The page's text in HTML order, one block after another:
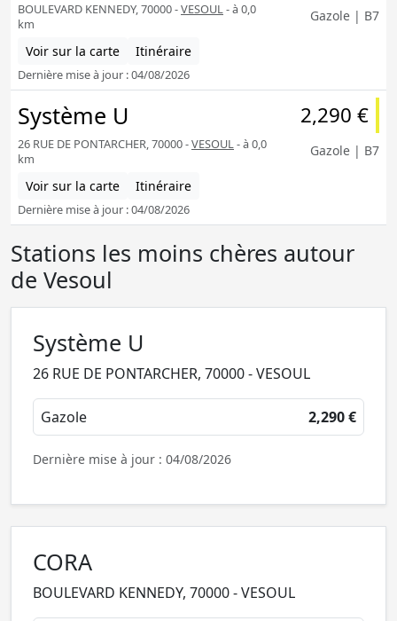
BOULEVARD KENNEDY, 70000 -VESOUL- à 0,0
km
Voir sur la carte Itinéraire
Dernière mise à jour : 04/08/2026
Gazole | B7
Système U
26 RUE DE PONTARCHER, 70000 -VESOUL- à 0,0
km
Voir sur la carte Itinéraire
Dernière mise à jour : 04/08/2026
2,290 €
Gazole | B7
Stations les moins chères autour
de Vesoul
Système U
26 RUE DE PONTARCHER, 70000 - VESOUL
Gazole 2,290 €
Dernière mise à jour : 04/08/2026
CORA
BOULEVARD KENNEDY, 70000 - VESOUL